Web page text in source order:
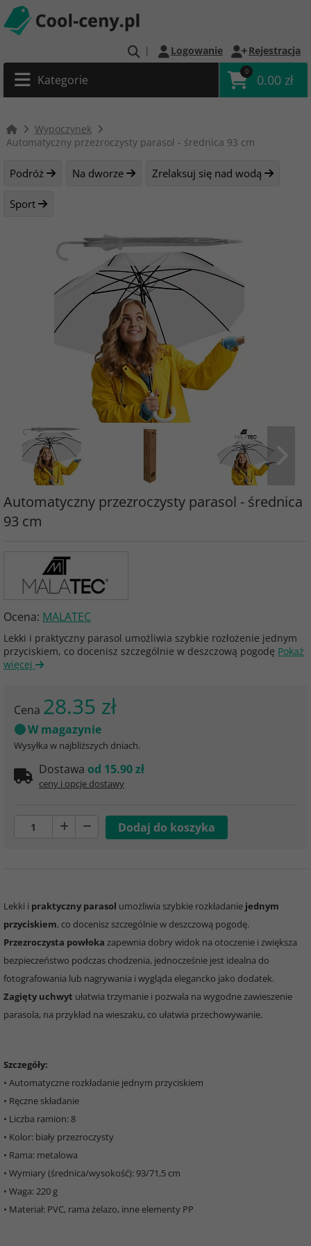
| Logowanie Rejestracja
Kategorie
0
0.00 zł
Wypoczynek
Automatyczny przezroczysty parasol - średnica 93 cm
Podróż Na dworze Zrelaksuj się nad wodą
Sport
Automatyczny przezroczysty parasol - średnica
93 cm
Ocena: MALATEC
Lekki i praktyczny parasol umożliwia szybkie rozłożenie jednym
przyciskiem, co docenisz szczególnie w deszczową pogodę Pokaż
więcej
Cena 28.35 zł
W magazynie
Wysyłka w najbliższych dniach.
Dostawa od 15.90 zł
ceny i opcje dostawy
Lekki i praktyczny parasol umożliwia szybkie rozkładanie jednym
przyciskiem, co docenisz szczególnie w deszczową pogodę.
Przezroczysta powłoka zapewnia dobry widok na otoczenie i zwiększa
bezpieczeństwo podczas chodzenia, jednocześnie jest idealna do
fotografowania lub nagrywania i wygląda elegancko jako dodatek.
Zagięty uchwyt ułatwia trzymanie i pozwala na wygodne zawieszenie
parasola, na przykład na wieszaku, co ułatwia przechowywanie.
Szczegóły:
• Automatyczne rozkładanie jednym przyciskiem
• Ręczne składanie
• Liczba ramion: 8
• Kolor: biały przezroczysty
• Rama: metalowa
• Wymiary (średnica/wysokość): 93/71,5 cm
• Waga: 220 g
• Materiał: PVC, rama żelazo, inne elementy PP